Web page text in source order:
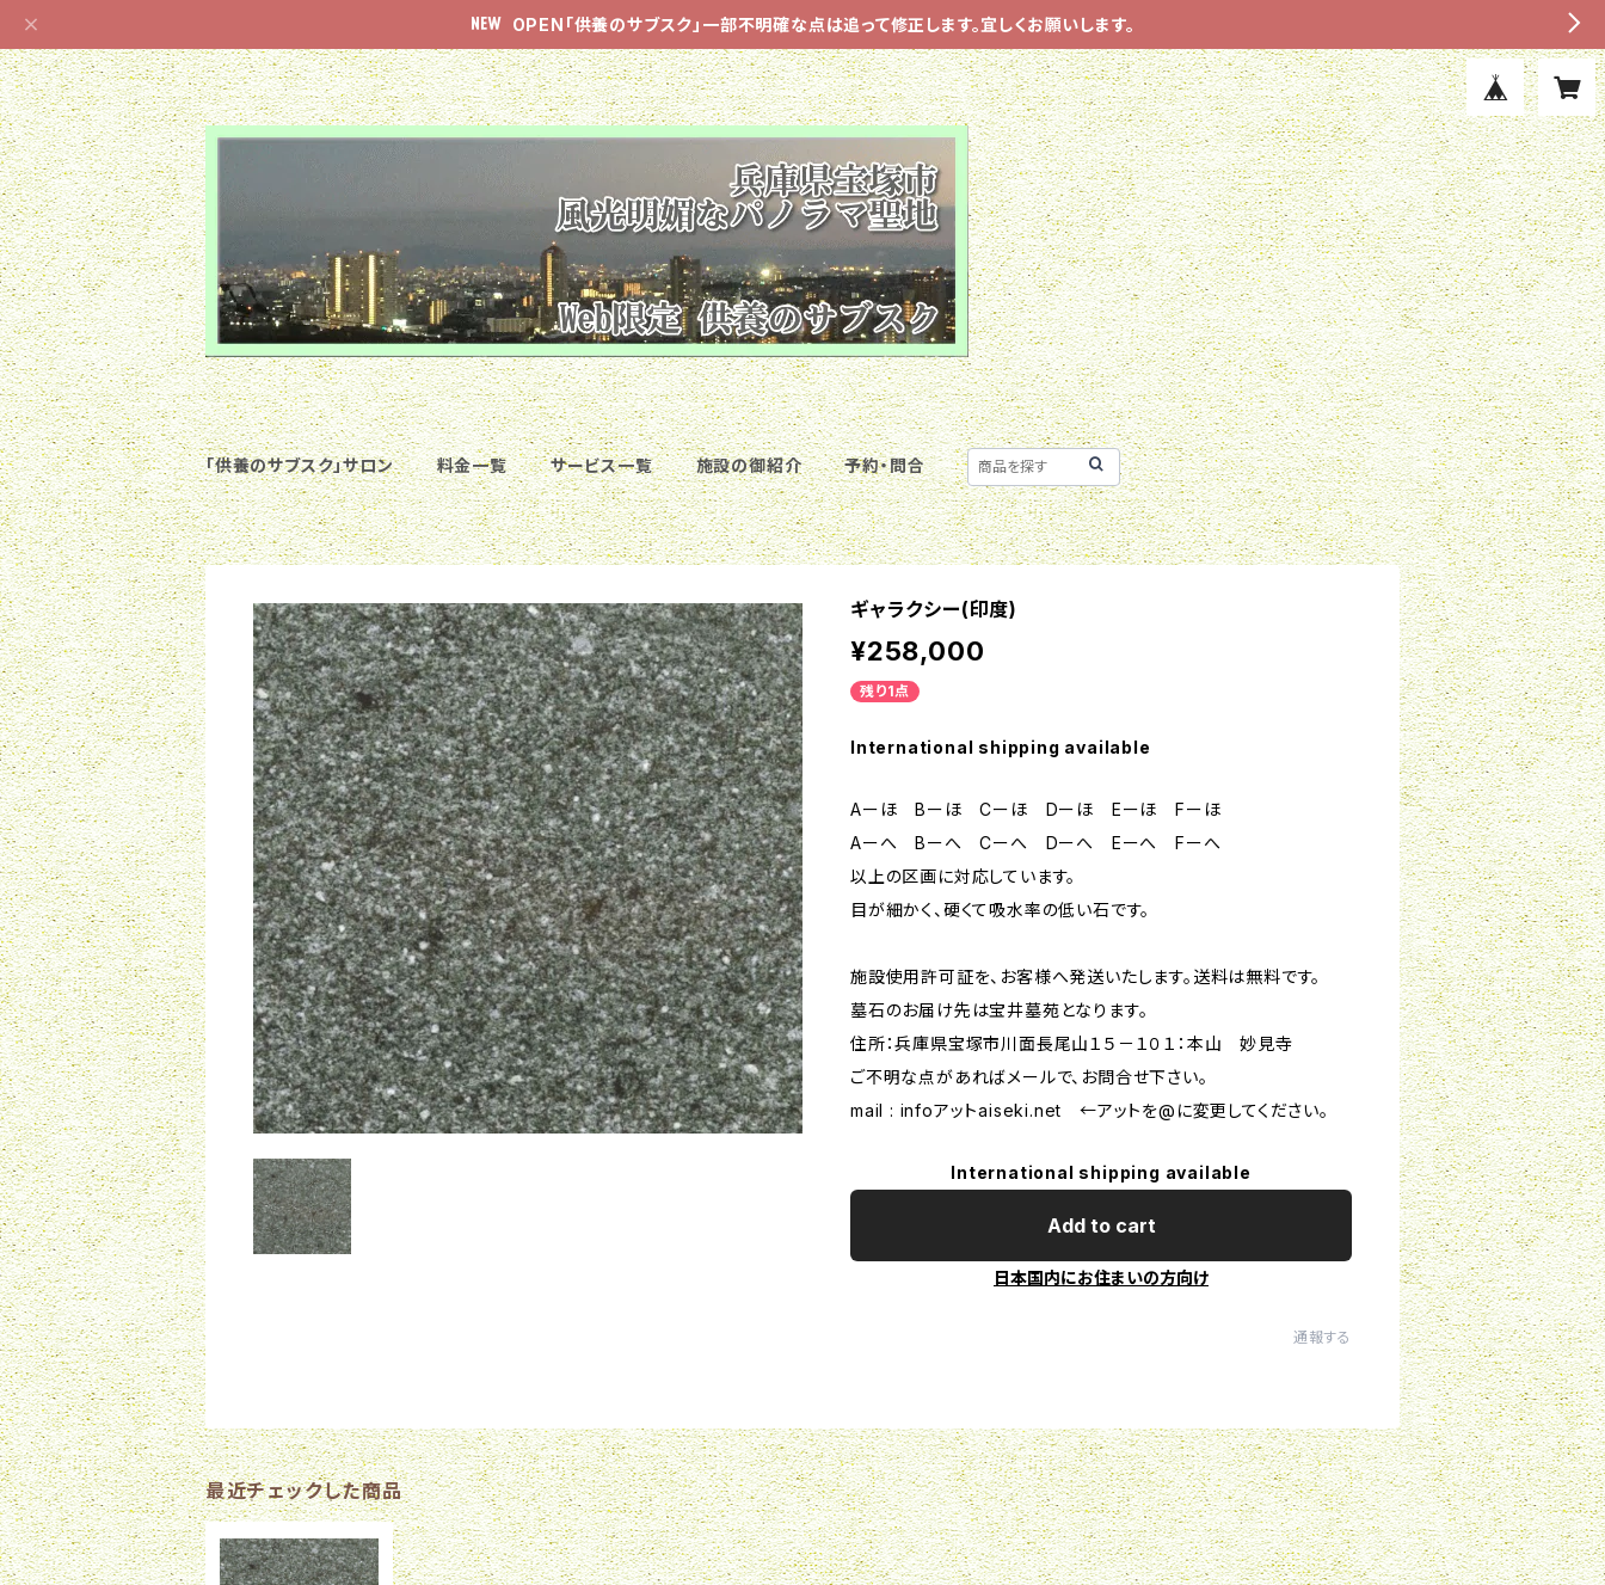
OPEN「供養のサブスク」一部不明確な点は追って修正します。宜しくお願いします。
「供養のサブスク」サロン 料金一覧 サービス一覧 施設の御紹介 予約・問合
ギャラクシー(印度)
¥258,000
残り1点
International shipping available
Aーほ Bーほ Cーほ Dーほ Eーほ Fーほ
Aーへ Bーへ Cーへ Dーへ Eーへ Fーへ
以上の区画に対応しています。
目が細かく、硬くて吸水率の低い石です。
施設使用許可証を、お客様へ発送いたします。送料は無料です。
墓石のお届け先は宝井墓苑となります。
住所：兵庫県宝塚市川面長尾山１５－１０１：本山 妙見寺
ご不明な点があればメールで、お問合せ下さい。
mail : infoアットaiseki.net ←アットを@に変更してください。
International shipping available
Add to cart
日本国内にお住まいの方向け
通報する
最近チェックした商品